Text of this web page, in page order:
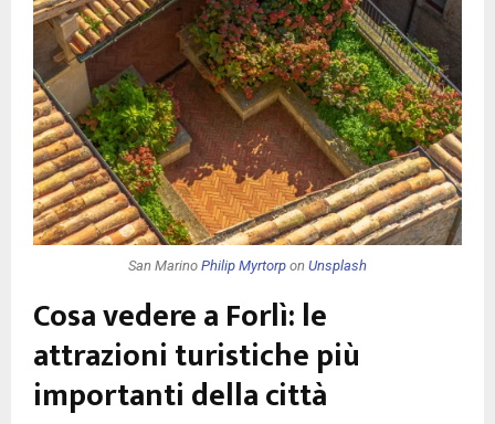
San Marino Philip Myrtorp on Unsplash
Cosa vedere a Forlì: le
attrazioni turistiche più
importanti della città